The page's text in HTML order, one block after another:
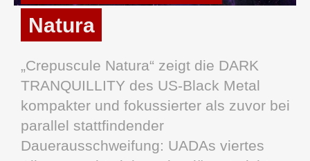
Natura
„Crepuscule Natura“ zeigt die DARK
TRANQUILLITY des US-Black Metal
kompakter und fokussierter als zuvor bei
parallel stattfindender
Dauerausschweifung: UADAs viertes